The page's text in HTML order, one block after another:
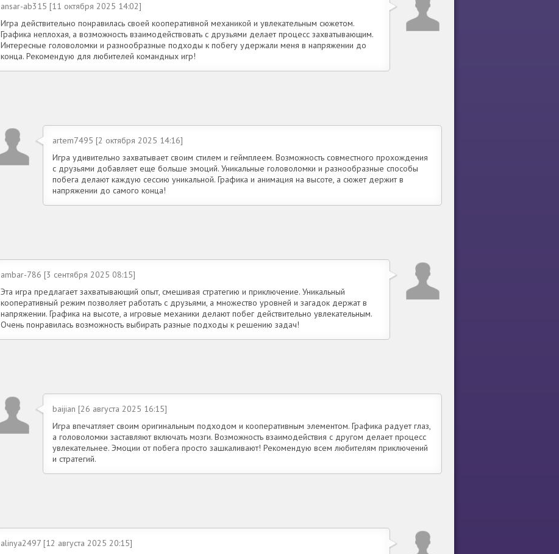
ansar-ab315 [11 октября 2025 14:02]
Игра действительно понравилась своей кооперативной механикой и увлекательным сюжетом.
Графика неплохая, а возможность взаимодействовать с друзьями делает процесс захватывающим.
Интересные головоломки и разнообразные подходы к побегу удержали меня в напряжении до
конца. Рекомендую для любителей командных игр!
artem7495 [2 октября 2025 14:16]
Игра удивительно захватывает своим стилем и геймплеем. Возможность совместного прохождения
с друзьями добавляет еще больше эмоций. Уникальные головоломки и разнообразные способы
побега делают каждую сессию уникальной. Графика и анимация на высоте, а сюжет держит в
напряжении до самого конца!
ambar-786 [3 сентября 2025 08:15]
Эта игра предлагает захватывающий опыт, смешивая стратегию и приключение. Уникальный
кооперативный режим позволяет работать с друзьями, а множество уровней и загадок держат в
напряжении. Графика на высоте, а игровые механики делают побег действительно увлекательным.
Очень понравилась возможность выбирать разные подходы к решению задач!
baijian [26 августа 2025 16:15]
Игра впечатляет своим оригинальным подходом и кооперативным элементом. Графика радует глаз,
а головоломки заставляют включать мозги. Возможность взаимодействия с другом делает процесс
увлекательнее. Эмоции от побега просто зашкаливают! Рекомендую всем любителям приключений
и стратегий.
alinya2497 [12 августа 2025 20:15]